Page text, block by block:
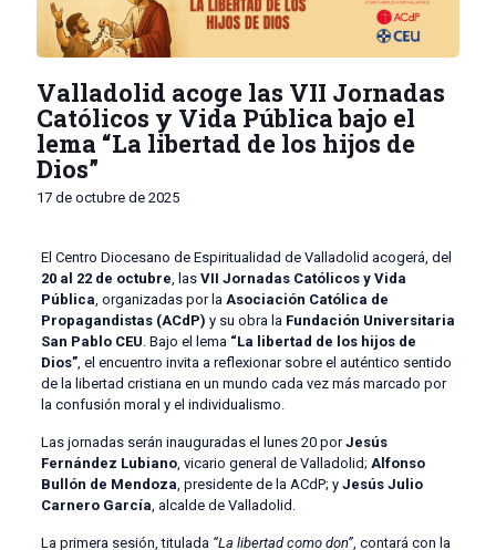
Valladolid acoge las VII Jornadas
Católicos y Vida Pública bajo el
lema “La libertad de los hijos de
Dios”
17 de octubre de 2025
El Centro Diocesano de Espiritualidad de Valladolid acogerá, del
20 al 22 de octubre, las VII Jornadas Católicos y Vida
Pública, organizadas por la Asociación Católica de
Propagandistas (ACdP) y su obra la Fundación Universitaria
San Pablo CEU. Bajo el lema “La libertad de los hijos de
Dios”, el encuentro invita a reflexionar sobre el auténtico sentido
de la libertad cristiana en un mundo cada vez más marcado por
la confusión moral y el individualismo.
Las jornadas serán inauguradas el lunes 20 porJesús
Fernández Lubiano, vicario general de Valladolid; Alfonso
Bullón de Mendoza, presidente de la ACdP; y Jesús Julio
Carnero García, alcalde de Valladolid.
La primera sesión, titulada “La libertad como don”, contará con la